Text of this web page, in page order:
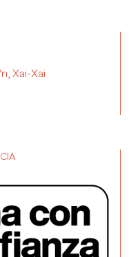
Xai-Xai